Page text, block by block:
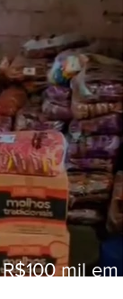
mil em